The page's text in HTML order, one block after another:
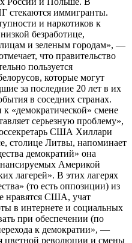
стекаются иммигранты.
и наркотиков к
безработице,
и зеленым городам», —
что правительство
пользуется
которые могут
за последние 20 лет в их
в соседних странах.
«демократической» смене
серьезную проблему»,
США Хиллари
столице Литвы, напоминает
демократий» она
Америкой
лагерей». В этих лагерях
(то есть оппозиции) из
нравятся США, учат
в интернете и социальных
при обеспечении (по
к демократии», —
цветной революции и смены